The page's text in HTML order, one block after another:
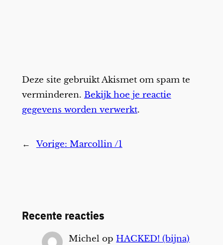
Deze site gebruikt Akismet om spam te
verminderen. Bekijk hoe je reactie
gegevens worden verwerkt.
← Vorige: Marcollin /1
Recente reacties
Michel opHACKED! (bijna)